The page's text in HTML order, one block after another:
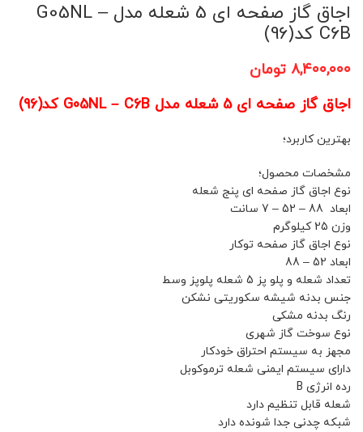
اجاق گاز صفحه ای 5 شعله مدل G05NL –
C6B کد(96)
۸,۴۰۰,۰۰۰ تومان
اجاق گاز صفحه ای 5 شعله مدل G05NL – C6B کد(96)
بهترین کاربرد؛
مشخصات محصول؛
نوع اجاق گاز صفحه ای پنج شعله
ابعاد 88 – 52 – 7 سانت
وزن 25 کیلوگرم
نوع اجاق گاز صفحه توکار
ابعاد 52 – 88
تعداد شعله و پلو پز 5 شعله پلوپز وسط
جنس بدنه شیشه سکوریتی نشکن
رنگ بدنه مشکی
نوع سوخت گاز شهری
مجهز به سیستم احتراق خودکار
دارای سیستم ایمنی شعله ترموکوبل
رده انرژی B
شعله قابل تنظیم دارد
شبکه چدنی جدا شونده دارد